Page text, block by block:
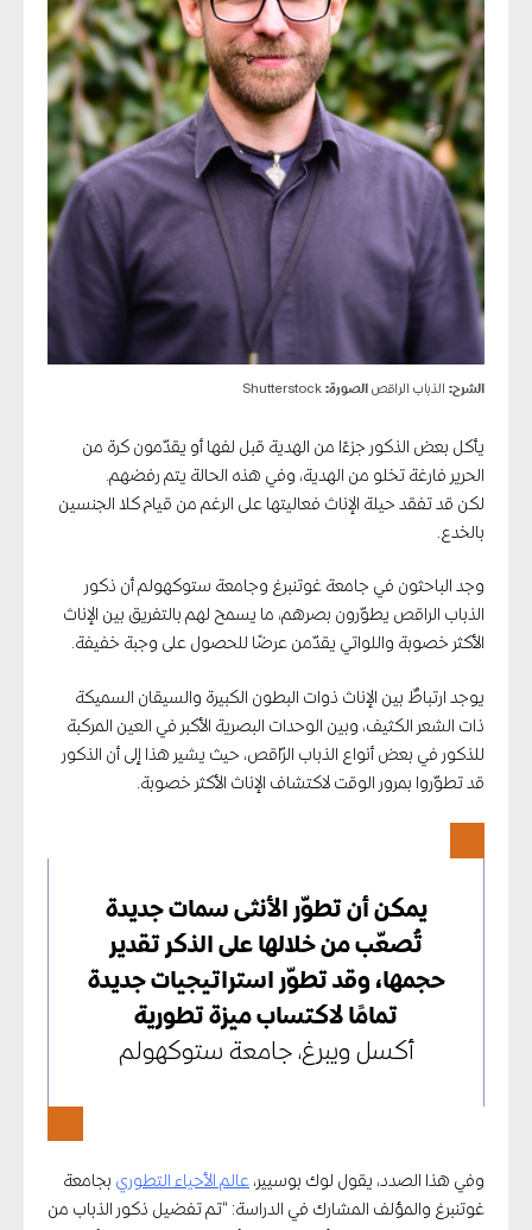
الشرح: الذباب الراقص الصورة:
يأكل بعض الذكور جزءًا من الهدية قبل لفها أو يقدّمون كرة من
الحرير فارغة تخلو من الهدية، وفي هذه الحالة يتم رفضهم.
لكن قد تفقد حيلة الإناث فعاليتها على الرغم من قيام كلا الجنسين
بالخدع.
وجد الباحثون في جامعة غوتنبرغ وجامعة ستوكهولم أن ذكور
الذباب الراقص يطوّرون بصرهم، ما يسمح لهم بالتفريق بين الإناث
الأكثر خصوبة واللواتي يقدّمن عرضًا للحصول على وجبة خفيفة.
يوجد ارتباطٌ بين الإناث ذوات البطون الكبيرة والسيقان السميكة
ذات الشعر الكثيف، وبين الوحدات البصرية الأكبر في العين المركبة
للذكور في بعض أنواع الذباب الرّاقص، حيث يشير هذا إلى أن الذكور
قد تطوّروا بمرور الوقت لاكتشاف الإناث الأكثر خصوبة.
يمكن أن تطوّر الأنثى سمات جديدة
تُصعّب من خلالها على الذكر تقدير
حجمها، وقد تطوّر استراتيجيات جديدة
تمامًا لاكتساب ميزة تطورية
أكسل ويبرغ، جامعة ستوكهولم
وفي هذا الصدد، يقول لوك بوسيير، عالم الأحياء التطوري بجامعة
غوتنبرغ والمؤلف المشارك في الدراسة: “تم تفضيل ذكور الذباب من